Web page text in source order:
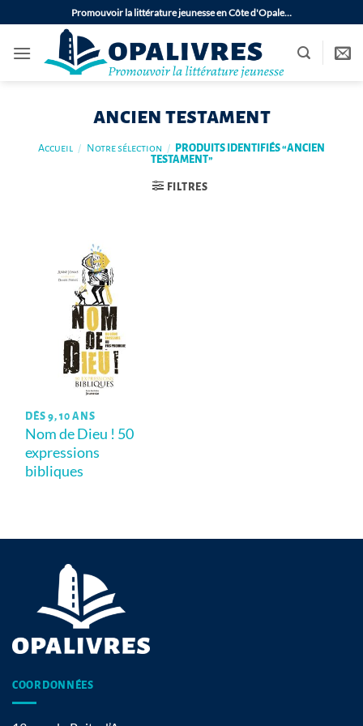
au
contenu
Promouvoir la littérature jeunesse en Côte d'Opale…
ancien testament
Accueil / Notre sélection /
PRODUITS IDENTIFIÉS “ANCIEN
TESTAMENT”
FILTRES
DÈS 9, 10 ANS
Nom de Dieu ! 50
expressions
bibliques
COORDONNÉES